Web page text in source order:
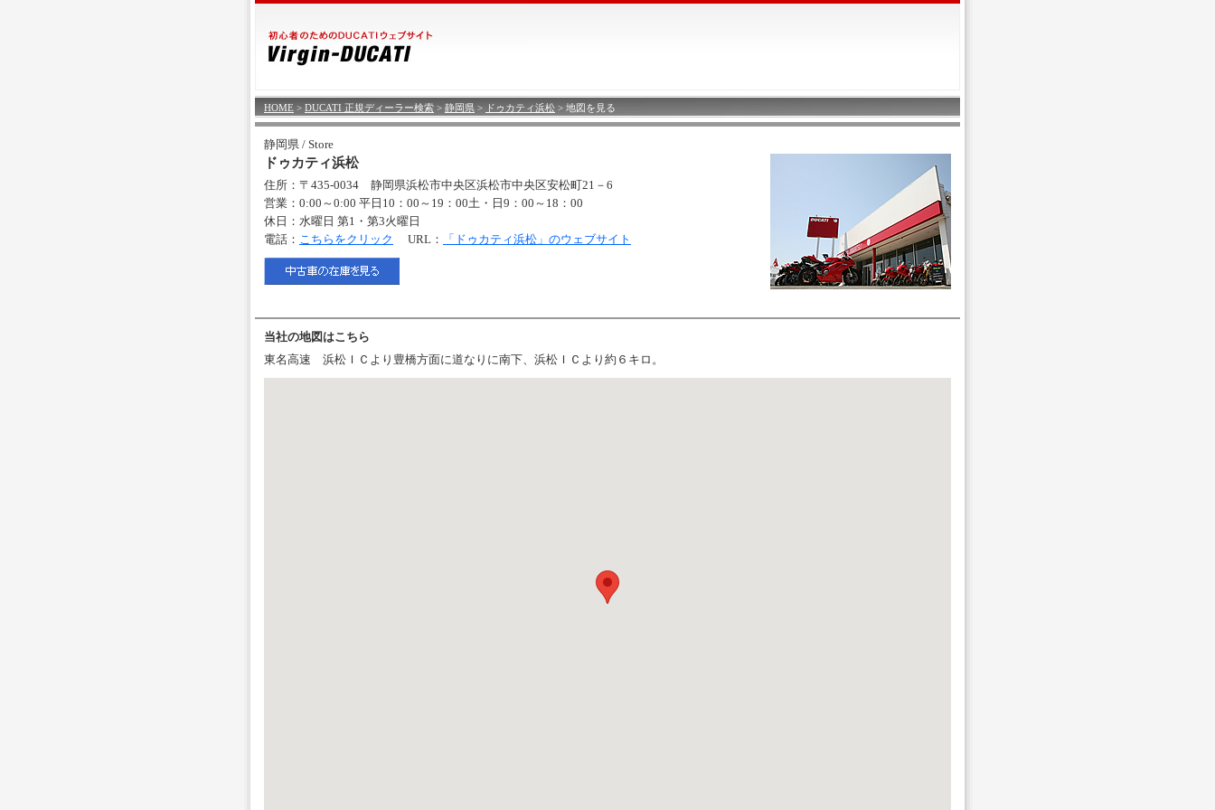
HOME > DUCATI 正規ディーラー検索 > 静岡県 > ドゥカティ浜松 > 地図を見る
静岡県 / Store
ドゥカティ浜松
住所：〒435-0034 静岡県浜松市中央区浜松市中央区安松町21－6
営業：0:00～0:00 平日10：00～19：00土・日9：00～18：00
休日：水曜日 第1・第3火曜日
電話： こちらをクリック URL： 「ドゥカティ浜松」のウェブサイト
当社の地図はこちら
東名高速 浜松ＩＣより豊橋方面に道なりに南下、浜松ＩＣより約６キロ。